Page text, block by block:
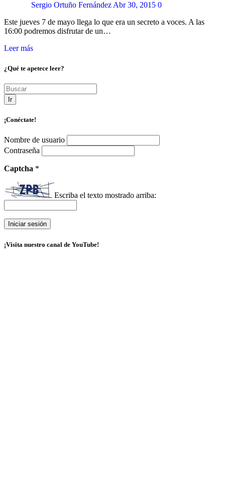
Sergio Ortuño FernándezAbr 30, 2015 0
Este jueves 7 de mayo llega lo que era un secreto a voces. A las
16:00 podremos disfrutar de un…
Leer más
¿Qué te apetece leer?
Ir
¡Conéctate!
Nombre de usuario
Contraseña
Captcha *
Escriba el texto mostrado arriba:
¡Visita nuestro canal de YouTube!